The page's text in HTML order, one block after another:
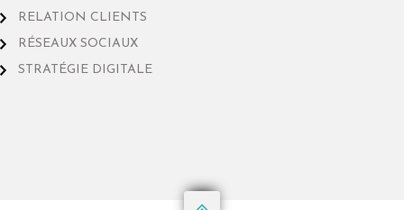
RELATION CLIENTS
RÉSEAUX SOCIAUX
STRATÉGIE DIGITALE